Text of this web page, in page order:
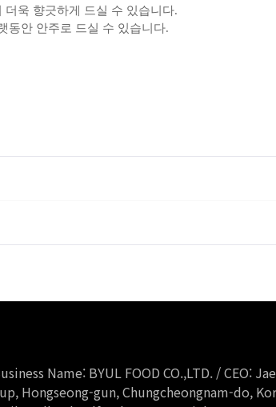
욱 향긋하게 드실 수 있습니다.
동안 안주로 드실 수 있습니다.
Name: BYUL FOOD CO.,LTD. / CEO:
Hongseong-gun, Chungcheongnam-do,